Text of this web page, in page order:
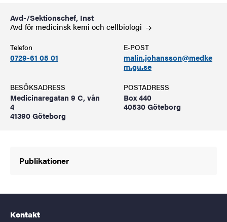
Avd-/Sektionschef, Inst
Avd för medicinsk kemi och cellbiologi
Telefon
0729-61 05 01
E-POST
malin.johansson@medke
m.gu.se
BESÖKSADRESS
Medicinaregatan 9 C, vån
4
41390 Göteborg
POSTADRESS
Box 440
40530 Göteborg
Publikationer
Kontakt